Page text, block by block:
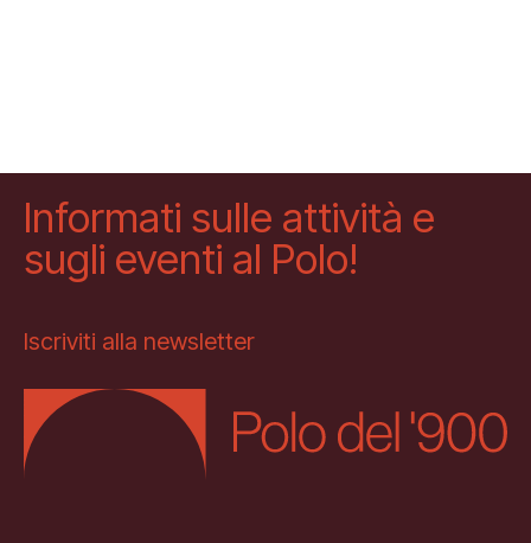
Informati sulle attività e
sugli eventi al Polo!
Iscriviti alla newsletter